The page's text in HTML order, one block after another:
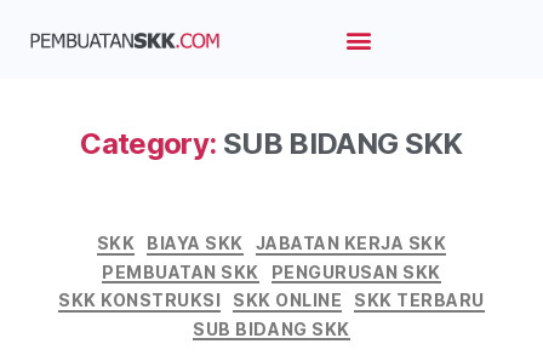
Category: SUB BIDANG SKK
SKK BIAYA SKK
JABATAN KERJA SKK
PEMBUATAN SKK
PENGURUSAN SKK
SKK KONSTRUKSI
SKK ONLINE
SKK TERBARU
SUB BIDANG SKK